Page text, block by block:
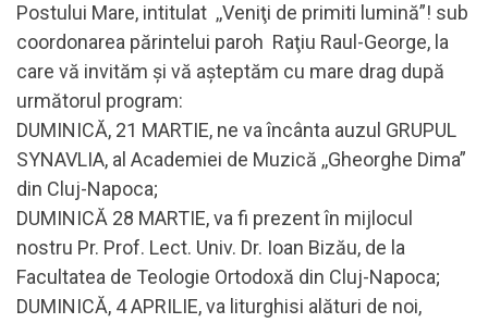
Postului Mare, intitulat ,,Veniţi de primiti lumină”! sub
coordonarea părintelui paroh Raţiu Raul-George, la
care vă invităm şi vă aşteptăm cu mare drag după
următorul program:
DUMINICĂ, 21 MARTIE, ne va încânta auzul GRUPUL
SYNAVLIA, al Academiei de Muzică ,,Gheorghe Dima”
din Cluj-Napoca;
DUMINICĂ 28 MARTIE, va fi prezent în mijlocul
nostru Pr. Prof. Lect. Univ. Dr. Ioan Bizău, de la
Facultatea de Teologie Ortodoxă din Cluj-Napoca;
DUMINICĂ, 4 APRILIE, va liturghisi alături de noi,